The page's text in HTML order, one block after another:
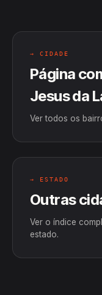
→ CIDADE
Página
Jesus da
Ver todos os
→ ESTADO
Outras
Ver o índice
estado.